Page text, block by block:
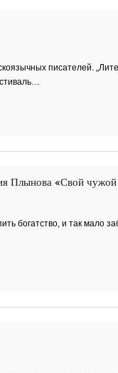
писателей.
«Свой чужой
богатство, и так мало